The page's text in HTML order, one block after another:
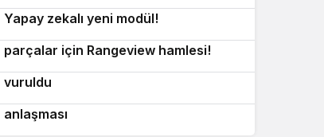
Yapay zekalı yeni modül!
parçalar için Rangeview hamlesi!
vuruldu
anlaşması